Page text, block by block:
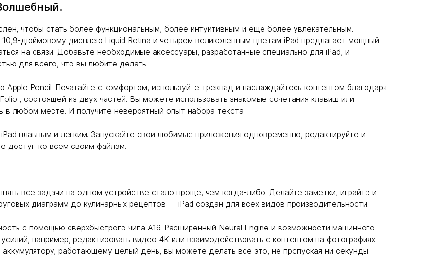
чтобы стать более функциональным, более интуитивным и еще более увлекательным.
10,9-дюймовому дисплею Liquid Retina и четырем великолепным цветам iPad предлагает мощный
на связи. Добавьте необходимые аксессуары, разработанные специально для iPad, и
для всего, что вы любите делать.
Pencil. Печатайте с комфортом, используйте трекпад и наслаждайтесь контентом благодаря
, состоящей из двух частей. Вы можете использовать знакомые сочетания клавиш или
любом месте. И получите невероятный опыт набора текста.
плавным и легким. Запускайте свои любимые приложения одновременно, редактируйте и
доступ ко всем своим файлам.
все задачи на одном устройстве стало проще, чем когда-либо. Делайте заметки, играйте и
диаграмм до кулинарных рецептов — iPad создан для всех видов производительности.
с помощью сверхбыстрого чипа A16. Расширенный Neural Engine и возможности машинного
например, редактировать видео 4K или взаимодействовать с контентом на фотографиях
работающему целый день, вы можете делать все это, не пропуская ни секунды.